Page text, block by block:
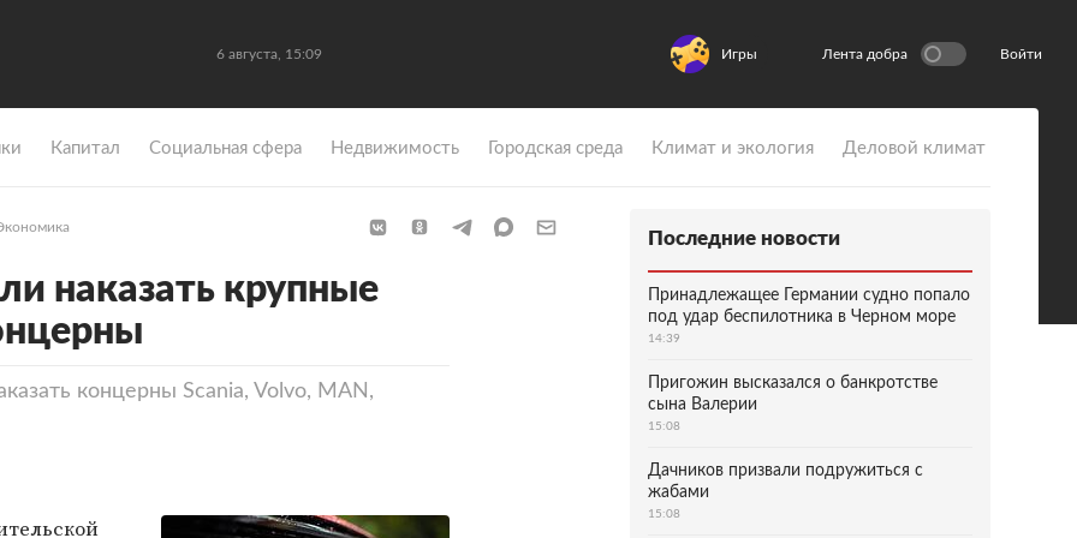
6 августа, 15:09 Игры Лента добра Войти
Капитал Социальная сфера Недвижимость Городская среда Климат и экология Деловой климат
наказать крупные
концерны Scania, Volvo, MAN,
Последние новости
Принадлежащее Германии судно попало
под удар беспилотника в Черном море
14:39
Пригожин высказался о банкротстве
сына Валерии
15:08
Дачников призвали подружиться с
жабами
15:08